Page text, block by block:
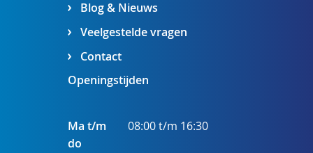
Blog & Nieuws
Veelgestelde vragen
Contact
Openingstijden
Ma t/m
do
08:00 t/m 16:30